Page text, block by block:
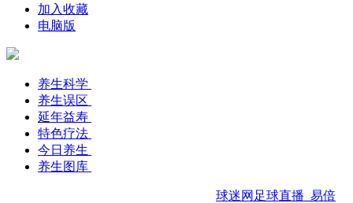
加入收藏
电脑版
养生科学
养生误区
延年益寿
特色疗法
今日养生
养生图库
球迷网足球直播_易倍